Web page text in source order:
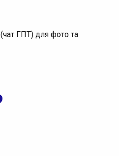
ГПТ) для фото та